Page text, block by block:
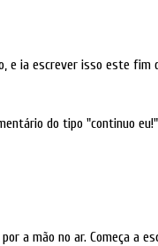
e ia escrever isso este fim
do tipo "continuo
a mão no ar. Começa a